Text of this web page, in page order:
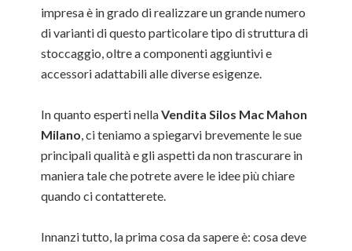
impresa è in grado di realizzare un grande numero
di varianti di questo particolare tipo di struttura di
stoccaggio, oltre a componenti aggiuntivi e
accessori adattabili alle diverse esigenze.
In quanto esperti nellaVendita Silos Mac Mahon
Milano, ci teniamo a spiegarvi brevemente le sue
principali qualità e gli aspetti da non trascurare in
maniera tale che potrete avere le idee più chiare
quando ci contatterete.
Innanzi tutto, la prima cosa da sapere è: cosa deve